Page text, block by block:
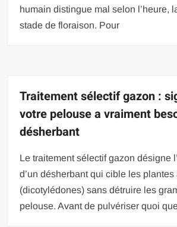
humain distingue mal selon l’heure,
stade de floraison. Pour
Traitement sélectif gazon :
votre pelouse a vraiment
désherbant
Le traitement sélectif gazon désigne
d’un désherbant qui cible les
(dicotylédones) sans détruire les
pelouse. Avant de pulvériser quoi